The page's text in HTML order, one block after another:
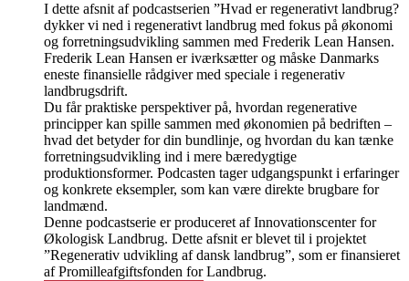
I dette afsnit af podcastserien ”Hvad er regenerativt landbrug?
dykker vi ned i regenerativt landbrug med fokus på økonomi
og forretningsudvikling sammen med Frederik Lean Hansen.
Frederik Lean Hansen er iværksætter og måske Danmarks
eneste finansielle rådgiver med speciale i regenerativ
landbrugsdrift.
Du får praktiske perspektiver på, hvordan regenerative
principper kan spille sammen med økonomien på bedriften –
hvad det betyder for din bundlinje, og hvordan du kan tænke
forretningsudvikling ind i mere bæredygtige
produktionsformer. Podcasten tager udgangspunkt i erfaringer
og konkrete eksempler, som kan være direkte brugbare for
landmænd.
Denne podcastserie er produceret af Innovationscenter for
Økologisk Landbrug. Dette afsnit er blevet til i projektet
”Regenerativ udvikling af dansk landbrug”, som er finansieret
af Promilleafgiftsfonden for Landbrug.